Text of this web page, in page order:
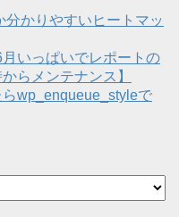
かりやすいヒートマッ
月いっぱいでレポートの
らメンテナンス】
wp_enqueue_styleで